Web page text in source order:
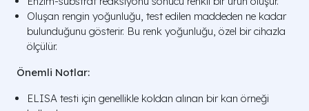
Oluşan rengin yoğunluğu, test edilen maddeden ne kadar
bulunduğunu gösterir. Bu renk yoğunluğu, özel bir cihazla
ölçülür.
Önemli Notlar:
ELISA testi için genellikle koldan alınan bir kan örneği